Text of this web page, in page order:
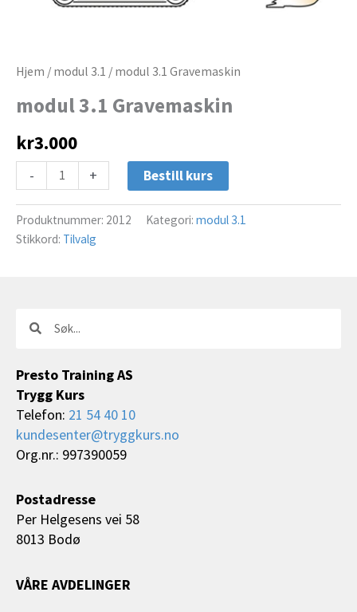
Hjem / modul 3.1 / modul 3.1 Gravemaskin
modul 3.1 Gravemaskin
kr3.000
- + Bestill kurs
Produktnummer: 2012 Kategori: modul 3.1
Stikkord: Tilvalg
Søk
Presto Training AS
Trygg Kurs
Telefon: 21 54 40 10
kundesenter@tryggkurs.no
Org.nr.: 997390059
Postadresse
Per Helgesens vei 58
8013 Bodø
VÅRE AVDELINGER